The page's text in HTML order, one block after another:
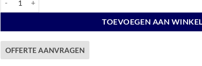
TOEVOEGEN AAN
OFFERTE AANVRAGEN